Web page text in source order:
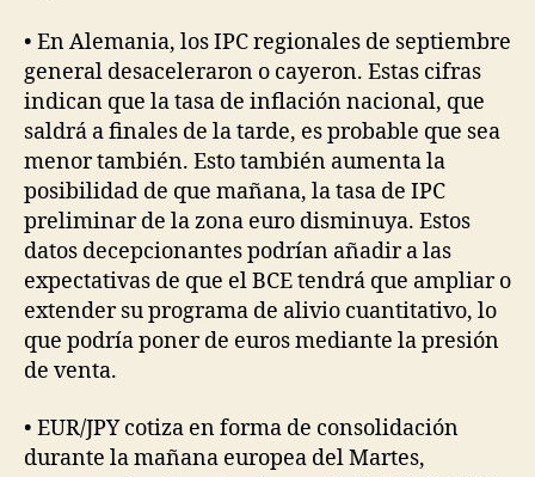
• En Alemania, los IPC regionales de septiembre
general desaceleraron o cayeron. Estas cifras
indican que la tasa de inflación nacional, que
saldrá a finales de la tarde, es probable que sea
menor también. Esto también aumenta la
posibilidad de que mañana, la tasa de IPC
preliminar de la zona euro disminuya. Estos
datos decepcionantes podrían añadir a las
expectativas de que el BCE tendrá que ampliar o
extender su programa de alivio cuantitativo, lo
que podría poner de euros mediante la presión
de venta.
• EUR/JPY cotiza en forma de consolidación
durante la mañana europea del Martes,